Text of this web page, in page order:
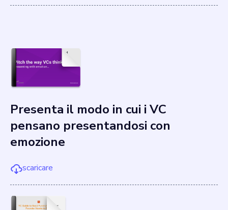
Presenta il modo in cui i VC
pensano presentandosi con
emozione
scaricare